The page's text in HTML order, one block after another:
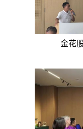
金花